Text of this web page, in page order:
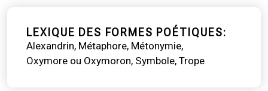
LEXIQUE DES FORMES POÉTIQUES
Alexandrin Métaphore Métonymie
Oxymore ou Oxymoron Symbole Trope